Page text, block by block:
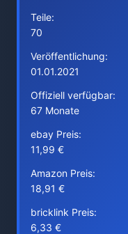
Teile:
70
Veröffentlichung:
01.01.2021
Offiziell verfügbar:
67 Monate
ebay Preis:
11,99 €
Amazon Preis:
18,91 €
bricklink Preis:
6,33 €